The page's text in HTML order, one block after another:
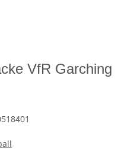
VfR Garching